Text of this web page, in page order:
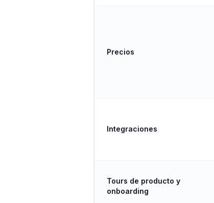
Precios
Integraciones
Tours de producto y
onboarding